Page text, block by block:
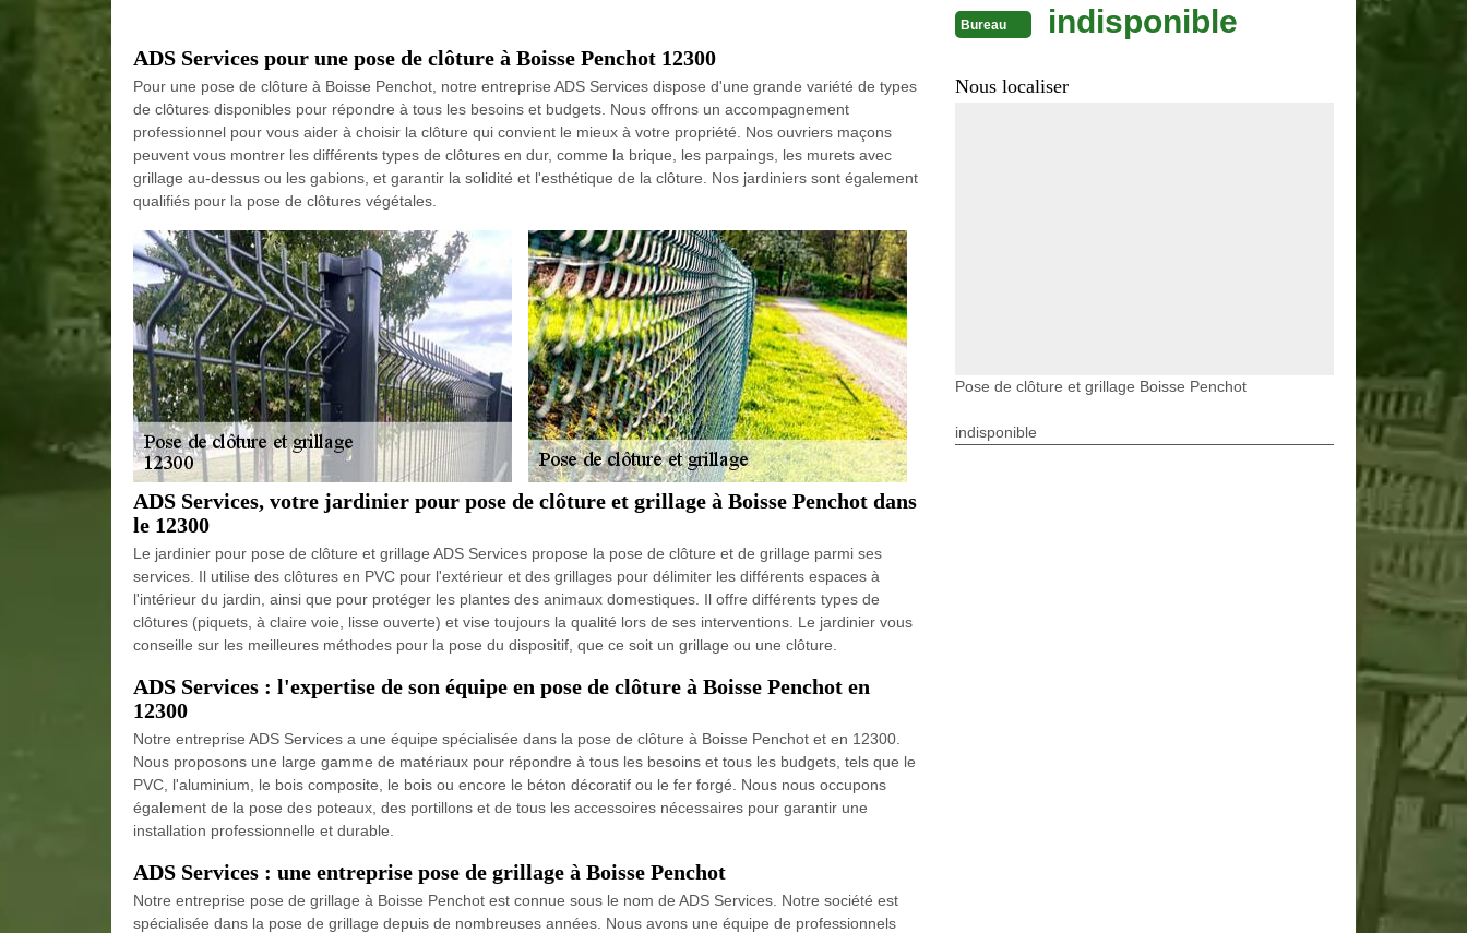
ADS Services pour une pose de clôture à Boisse Penchot 12300
Pour une pose de clôture à Boisse Penchot, notre entreprise ADS Services dispose d'une grande variété de types
de clôtures disponibles pour répondre à tous les besoins et budgets. Nous offrons un accompagnement
professionnel pour vous aider à choisir la clôture qui convient le mieux à votre propriété. Nos ouvriers maçons
peuvent vous montrer les différents types de clôtures en dur, comme la brique, les parpaings, les murets avec
grillage au-dessus ou les gabions, et garantir la solidité et l'esthétique de la clôture. Nos jardiniers sont également
qualifiés pour la pose de clôtures végétales.
ADS Services, votre jardinier pour pose de clôture et grillage à Boisse Penchot dans
le 12300
Le jardinier pour pose de clôture et grillage ADS Services propose la pose de clôture et de grillage parmi ses
services. Il utilise des clôtures en PVC pour l'extérieur et des grillages pour délimiter les différents espaces à
l'intérieur du jardin, ainsi que pour protéger les plantes des animaux domestiques. Il offre différents types de
clôtures (piquets, à claire voie, lisse ouverte) et vise toujours la qualité lors de ses interventions. Le jardinier vous
conseille sur les meilleures méthodes pour la pose du dispositif, que ce soit un grillage ou une clôture.
ADS Services : l'expertise de son équipe en pose de clôture à Boisse Penchot en
12300
Notre entreprise ADS Services a une équipe spécialisée dans la pose de clôture à Boisse Penchot et en 12300.
Nous proposons une large gamme de matériaux pour répondre à tous les besoins et tous les budgets, tels que le
PVC, l'aluminium, le bois composite, le bois ou encore le béton décoratif ou le fer forgé. Nous nous occupons
également de la pose des poteaux, des portillons et de tous les accessoires nécessaires pour garantir une
installation professionnelle et durable.
ADS Services : une entreprise pose de grillage à Boisse Penchot
Notre entreprise pose de grillage à Boisse Penchot est connue sous le nom de ADS Services. Notre société est
spécialisée dans la pose de grillage depuis de nombreuses années. Nous avons une équipe de professionnels
Bureau indisponible
Nous localiser
Pose de clôture et grillage Boisse Penchot
indisponible